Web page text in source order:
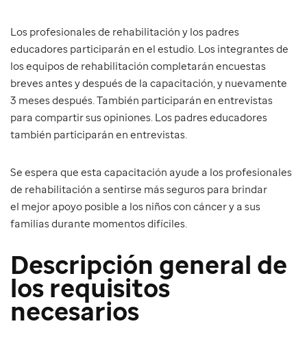
Los profesionales de rehabilitación y los padres
educadores participarán en el estudio. Los integrantes de
los equipos de rehabilitación completarán encuestas
breves antes y después de la capacitación, y nuevamente
3 meses después. También participarán en entrevistas
para compartir sus opiniones. Los padres educadores
también participarán en entrevistas.
Se espera que esta capacitación ayude a los profesionales
de rehabilitación a sentirse más seguros para brindar
el mejor apoyo posible a los niños con cáncer y a sus
familias durante momentos difíciles.
Descripción general de
los requisitos
necesarios